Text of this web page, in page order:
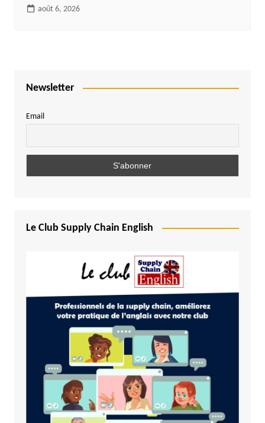
août 6, 2026
Newsletter
Email
Le Club Supply Chain English